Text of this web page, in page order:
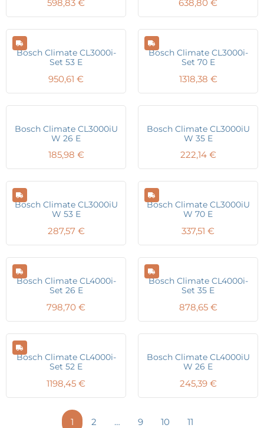
598,83 € 638,80 €
Bosch Climate CL3000i-
Set 53 E
950,61 €
Bosch Climate CL3000i-
Set 70 E
1318,38 €
Bosch Climate CL3000iU
W 26 E
185,98 €
Bosch Climate CL3000iU
W 35 E
222,14 €
Bosch Climate CL3000iU
W 53 E
287,57 €
Bosch Climate CL3000iU
W 70 E
337,51 €
Bosch Climate CL4000i-
Set 26 E
798,70 €
Bosch Climate CL4000i-
Set 35 E
878,65 €
Bosch Climate CL4000i-
Set 52 E
1198,45 €
Bosch Climate CL4000iU
W 26 E
245,39 €
1 2 … 9 10 11